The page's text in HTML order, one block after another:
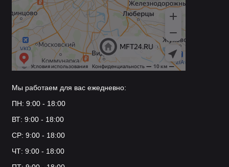
Мы работаем для вас ежедневно:
ПН: 9:00 - 18:00
ВТ: 9:00 - 18:00
СР: 9:00 - 18:00
ЧТ: 9:00 - 18:00